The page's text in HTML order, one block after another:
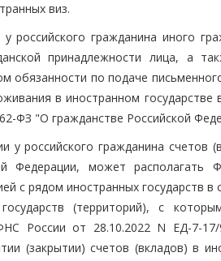
виз.
российского гражданина иного
принадлежности лица, а
обязанности по подаче
в иностранном
ФЗ "О гражданстве Российской
у российского гражданина счетов
Федерации, может
с рядом иностранных государств в
(территорий), с
России от 28.10.2022 N ЕД-7-
(закрытии) счетов (вкладов) в